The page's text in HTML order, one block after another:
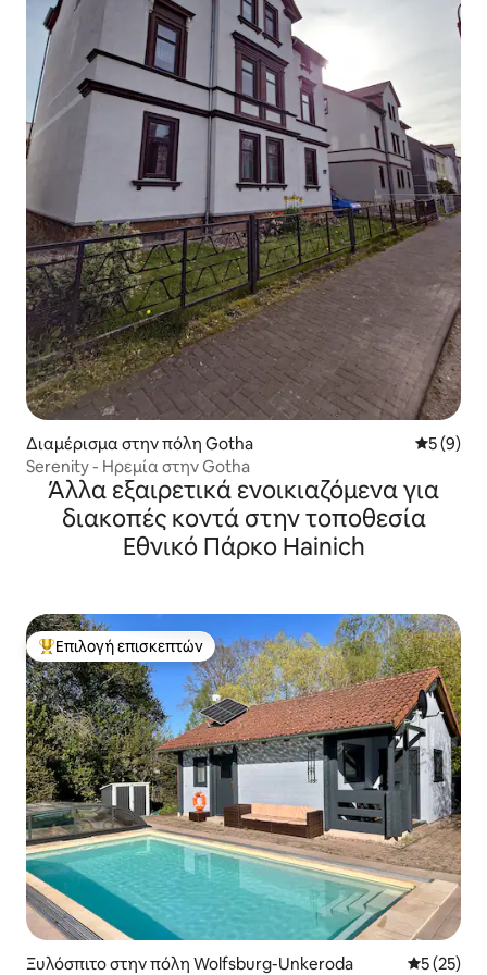
Διαμέρισμα στην πόλη Gotha Μέση
5 (9)
Serenity - Ηρεμία στην Gotha
Άλλα εξαιρετικά ενοικιαζόμενα για
διακοπές κοντά στην τοποθεσία
Εθνικό Πάρκο Hainich
Κορυφαία επιλογή επισκεπτών
Επιλογή επισκεπτών
Ξυλόσπιτο στην πόλη Wolfsburg-Unkeroda Μέση
5 (25)